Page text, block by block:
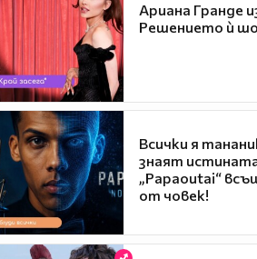
Ариана Гранде
Решението ѝ
Всички я
знаят
„Papaoutai“
от човек!